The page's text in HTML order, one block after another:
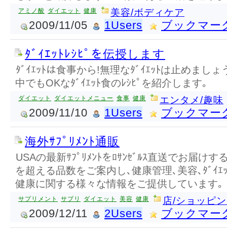
アミノ酸 ダイエット 健康 美容/ボディケア
2009/11/05 1Users ブックマー
ﾀﾞｲｴｯﾄﾚｼﾋﾟを伝授します
ﾀﾞｲｴｯﾄは食事から!無理なﾀﾞｲｴｯﾄは止めましょ
中でもOKなﾀﾞｲｴｯﾄ食のﾚｼﾋﾟを紹介します｡
ダイエット ダイエットメニュー 食事 健康 エンタメ/趣味
2009/11/10 1Users ブックマー
海外ｻﾌﾟﾘﾒﾝﾄ通販
USAの最新ｻﾌﾟﾘﾒﾝﾄをﾛｻﾝｾﾞﾙｽ直送でお届けす
を超える品数をご案内し､健康管理､美容､ﾀﾞｲｴ
健康に関する様々な情報をご提供しています｡
サプリメント サプリ ダイエット 美容 健康 店/ショッピ
2009/12/11 2Users ブックマー